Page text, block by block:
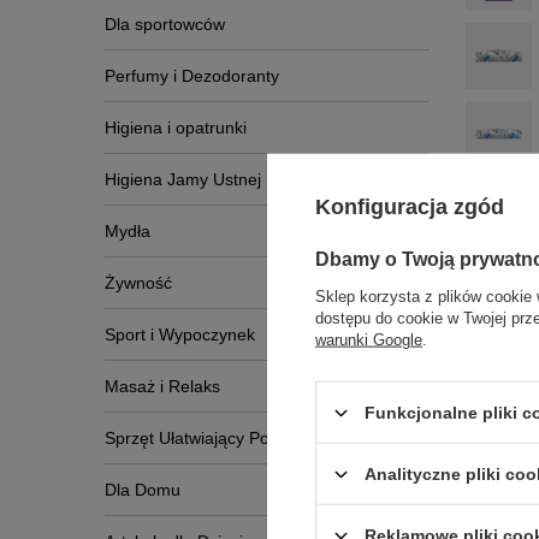
Dla sportowców
Perfumy i Dezodoranty
Higiena i opatrunki
Higiena Jamy Ustnej
Mydła
Żywność
Sport i Wypoczynek
Masaż i Relaks
Sprzęt Ułatwiający Poruszanie Się
Dla Domu
Konfiguracja zgód
Dbamy o Twoją
Sklep korzysta z plików cookie
dostępu do cookie w Twojej
warunki Google
Funkcjonalne pliki
Analityczne pliki
Reklamowe pliki